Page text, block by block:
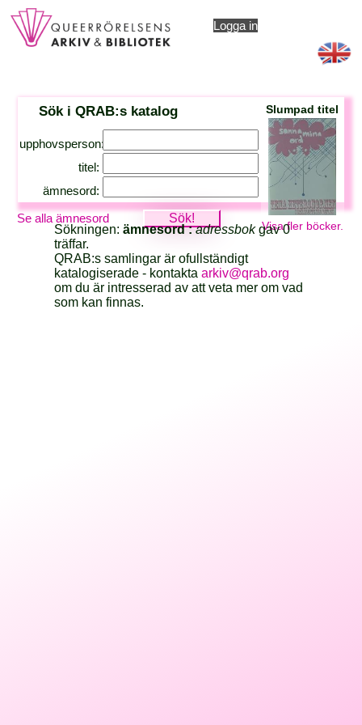
Logga in
Sök i QRAB:s katalog
upphovsperson:
titel:
ämnesord:
Se alla ämnesord
Slumpad titel
Visa fler böcker.
Sökningen:ämnesord :adressbokgav 0
träffar.
QRAB:s samlingar är ofullständigt
katalogiserade - kontaktaarkiv@qrab.org
om du är intresserad av att veta mer om vad
som kan finnas.